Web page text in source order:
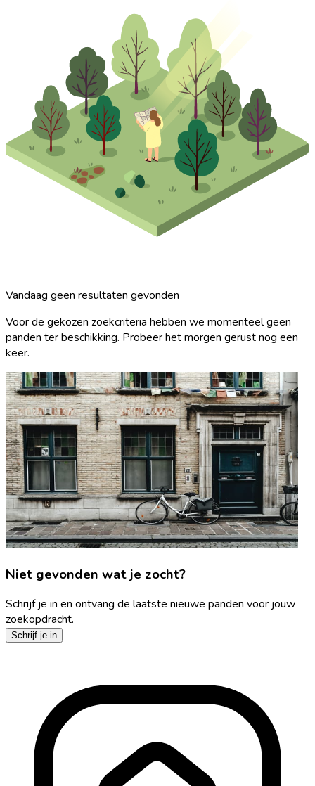
Vandaag geen resultaten gevonden
Voor de gekozen zoekcriteria hebben we momenteel geen
panden ter beschikking. Probeer het morgen gerust nog een
keer.
Niet gevonden wat je zocht?
Schrijf je in en ontvang de laatste nieuwe panden voor jouw
zoekopdracht.
Schrijf je in